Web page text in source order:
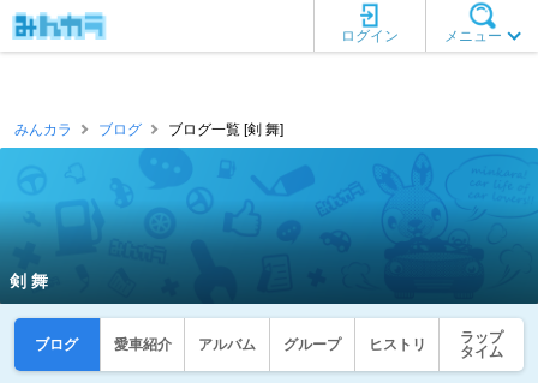
メニュー
ログイン
みんカラ ブログ ブログ一覧 [剣 舞]
剣 舞
ブログ 愛車紹介 アルバム グループ ヒストリ
ラップ
タイム